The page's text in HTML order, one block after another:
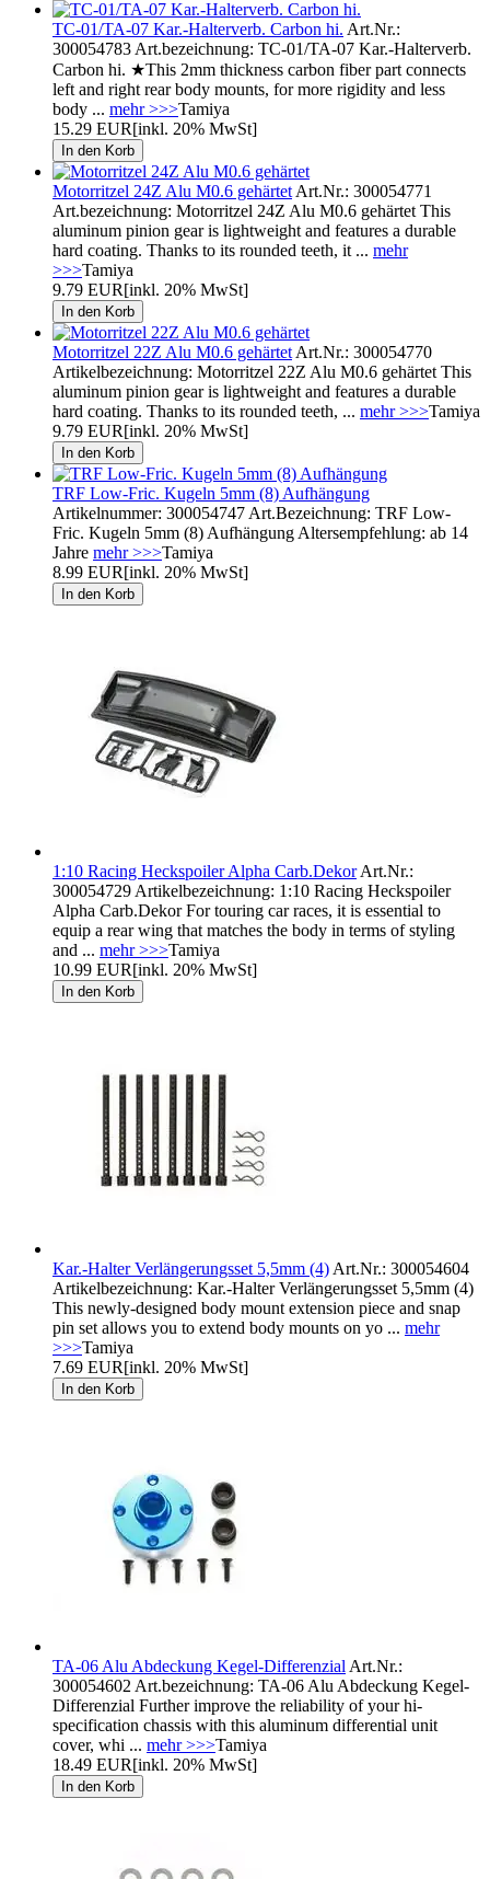
TC-01/TA-07 Kar.-Halterverb. Carbon hi. Art.Nr.:
300054783 Art.bezeichnung: TC-01/TA-07 Kar.-Halterverb.
Carbon hi. ★This 2mm thickness carbon fiber part connects
left and right rear body mounts, for more rigidity and less
body ... mehr >>>Tamiya
15.29 EUR[inkl. 20% MwSt]
Motorritzel 24Z Alu M0.6 gehärtet Art.Nr.: 300054771
Art.bezeichnung: Motorritzel 24Z Alu M0.6 gehärtet This
aluminum pinion gear is lightweight and features a durable
hard coating. Thanks to its rounded teeth, it ... mehr
>>>Tamiya
9.79 EUR[inkl. 20% MwSt]
Motorritzel 22Z Alu M0.6 gehärtet Art.Nr.: 300054770
Artikelbezeichnung: Motorritzel 22Z Alu M0.6 gehärtet This
aluminum pinion gear is lightweight and features a durable
hard coating. Thanks to its rounded teeth, ... mehr >>>Tamiya
9.79 EUR[inkl. 20% MwSt]
TRF Low-Fric. Kugeln 5mm (8) Aufhängung
Artikelnummer: 300054747 Art.Bezeichnung: TRF Low-
Fric. Kugeln 5mm (8) Aufhängung Altersempfehlung: ab 14
Jahre mehr >>>Tamiya
8.99 EUR[inkl. 20% MwSt]
1:10 Racing Heckspoiler Alpha Carb.DekorArt.Nr.:
300054729 Artikelbezeichnung: 1:10 Racing Heckspoiler
Alpha Carb.Dekor For touring car races, it is essential to
equip a rear wing that matches the body in terms of styling
and ... mehr >>>Tamiya
10.99 EUR[inkl. 20% MwSt]
Kar.-Halter Verlängerungsset 5,5mm (4) Art.Nr.: 300054604
Artikelbezeichnung: Kar.-Halter Verlängerungsset 5,5mm (4)
This newly-designed body mount extension piece and snap
pin set allows you to extend body mounts on yo ... mehr
>>>Tamiya
7.69 EUR[inkl. 20% MwSt]
TA-06 Alu Abdeckung Kegel-Differenzial Art.Nr.:
300054602 Art.bezeichnung: TA-06 Alu Abdeckung Kegel-
Differenzial Further improve the reliability of your hi-
specification chassis with this aluminum differential unit
cover, whi ... mehr >>>Tamiya
18.49 EUR[inkl. 20% MwSt]